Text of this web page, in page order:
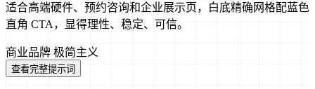
适合高端硬件、预约咨询和企业展示页，白底精确网格配蓝色
直角 CTA，显得理性、稳定、可信。
商业品牌 极简主义
查看完整提示词